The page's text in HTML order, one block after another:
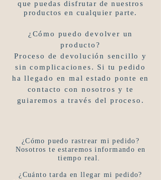
que puedas disfrutar de nuestros
productos en cualquier parte.
¿Cómo puedo devolver un
producto?
Proceso de devolución sencillo y
sin complicaciones. Si tu pedido
ha llegado en mal estado ponte en
contacto con nosotros y te
guiaremos a través del proceso.
¿Cómo puedo rastrear mi pedido?
Nosotros te estaremos informando en
tiempo real.
¿Cuánto tarda en llegar mi pedido?